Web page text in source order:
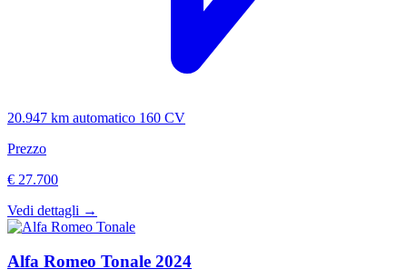
20.947 km automatico 160 CV
Prezzo
€ 27.700
Vedi dettagli →
Alfa Romeo Tonale 2024